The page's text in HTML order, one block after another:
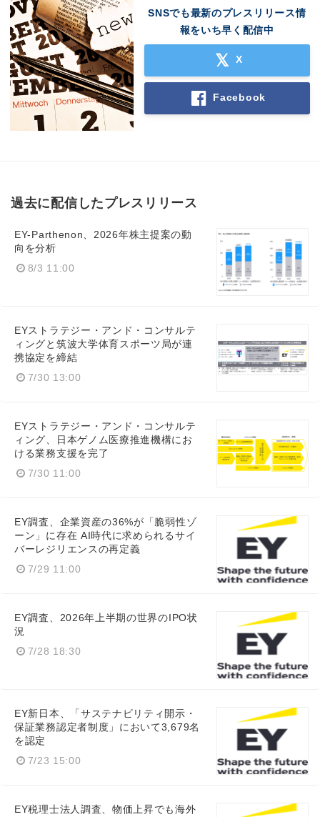
SNSでも最新のプレスリリース情
報をいち早く配信中
X
Facebook
過去に配信したプレスリリース
EY-Parthenon、2026年株主提案の動
向を分析
8/3 11:00
EYストラテジー・アンド・コンサルテ
ィングと筑波大学体育スポーツ局が連
携協定を締結
7/30 13:00
EYストラテジー・アンド・コンサルテ
ィング、日本ゲノム医療推進機構にお
ける業務支援を完了
7/30 11:00
EY調査、企業資産の36%が「脆弱性ゾ
ーン」に存在 AI時代に求められるサイ
バーレジリエンスの再定義
7/29 11:00
EY調査、2026年上半期の世界のIPO状
況
7/28 18:30
EY新日本、「サステナビリティ開示・
保証業務認定者制度」において3,679名
を認定
7/23 15:00
EY税理士法人調査、物価上昇でも海外